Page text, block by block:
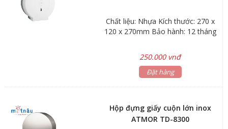
Chất liệu: Nhựa Kích thước: 270 x
120 x 270mm Bảo hành: 12 tháng
250.000 vnđ
Đặt hàng
Hộp đựng giấy cuộn lớn inox
ATMOR TD-8300